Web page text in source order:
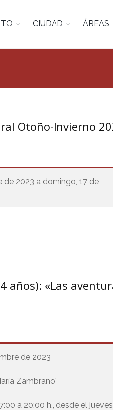
CIUDAD ÁREAS
Otoño-Invierno
de 2023 a domingo, 17 de
años): «Las
de 2023
Zambrano"
a 20:00 h., desde el